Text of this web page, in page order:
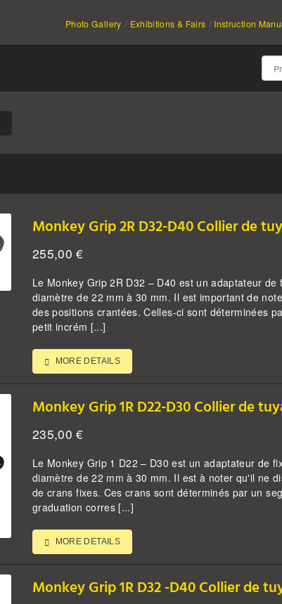
Photo Gallery Exhibitions & Fairs Instruction
Monkey Grip 2R D32-D40 Collier de
255,00 €
Le Monkey Grip 2R D32 – D40 est un adaptateur
diamètre de 22 mm à 30 mm. Il est important de
des positions crantées. Celles-ci sont déterminées
petit incrém [...]
MORE DETAILS
Monkey Grip 1R D22-D30 Collier de
235,00 €
Le Monkey Grip 1 D22 – D30 est un adaptateur de
diamètre de 22 mm à 30 mm. Il est à noter qu'il ne
de crans fixes. Ces crans sont déterminés par un
graduation corres [...]
MORE DETAILS
Monkey Grip 1R D32 -D40 Collier de